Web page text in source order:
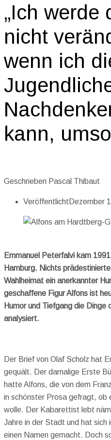
„Ich werde
nicht
wenn ich
kann,
Geschrieben Pascal Thibaut
Veröffentlicht Dezember
Emmanuel Peterfalvi kam
Hamburg. Nichts
Wahlheimat ein anerkannter
geschaffene Figur Alfons ist
Humor und Tiefgang die Dinge
analysiert.
Der Brief von Olaf Scholz hat
gequält. Der damalige Erste
hatte Alfons, die von dem
in schönster Prosa gefragt, ob
wolle. Der Kabarettist lebt
Jahre in der Stadt und hat sich
einen Namen gemacht. Doch